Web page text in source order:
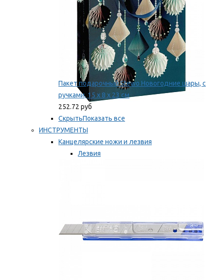
Пакет подарочный Stewo Новогодние шары, с
ручками, 15 х 8 х 23 см
252.72 руб
СкрытьПоказать все
ИНСТРУМЕНТЫ
Канцелярские ножи и лезвия
Лезвия